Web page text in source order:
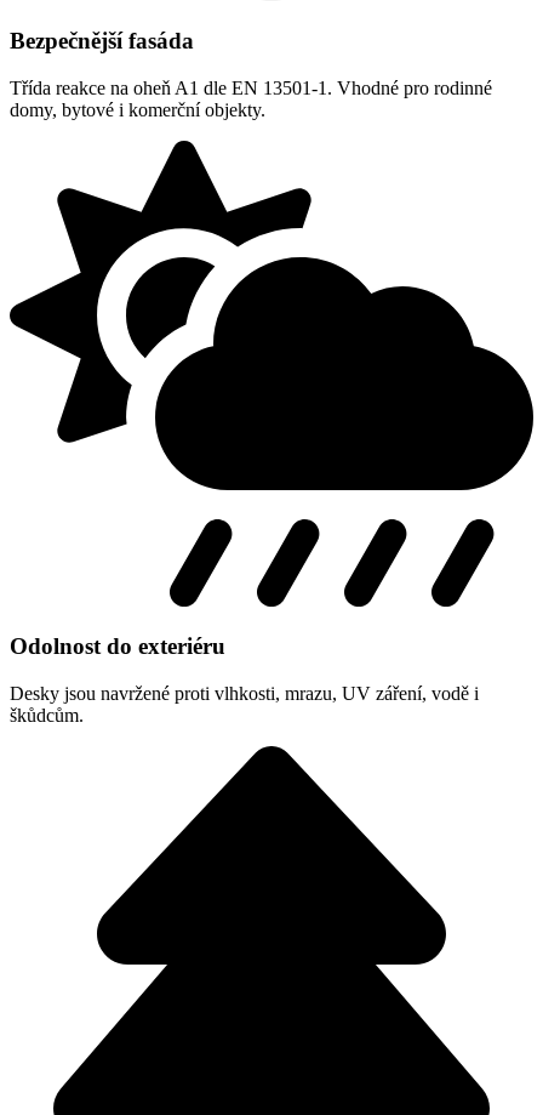
Bezpečnější fasáda
Třída reakce na oheň A1 dle EN 13501-1. Vhodné pro rodinné
domy, bytové i komerční objekty.
Odolnost do exteriéru
Desky jsou navržené proti vlhkosti, mrazu, UV záření, vodě i
škůdcům.